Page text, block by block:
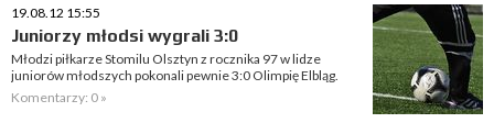
19.08.12 15:55
Juniorzy młodsi wygrali 3:0
Młodzi piłkarze Stomilu Olsztyn z rocznika 97 w lidze
juniorów młodszych pokonali pewnie 3:0 Olimpię Elbląg.
Komentarzy: 0 »